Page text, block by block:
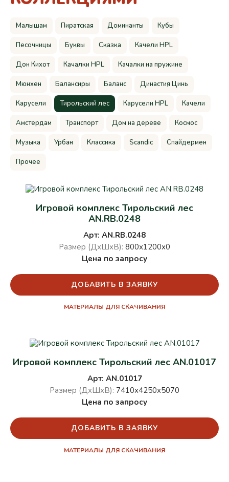
Малышам Пиратская Доминанты Кубы
Песочницы Буквы Сказка Качели HPL
Дон Кихот Качалки HPL Качалки на пружине
Мюнхен Балансиры Баланс Династия Цинь
Карусели Тирольский лес Карусели HPL Качели
Амстердам Транспорт Дом на дереве Космос
Музыка Урбан Классика Scandic Спайдермен
Прочее
Игровой комплекс Тирольский лес
AN.RB.0248
Арт: AN.RB.0248
Размер (ДхШхВ): 800х1200х0
Цена по запросу
ДОБАВИТЬ В ЗАЯВКУ
МАТЕРИАЛЫ ДЛЯ СКАЧИВАНИЯ
Игровой комплекс Тирольский лес AN.01017
Арт: AN.01017
Размер (ДхШхВ): 7410х4250х5070
Цена по запросу
ДОБАВИТЬ В ЗАЯВКУ
МАТЕРИАЛЫ ДЛЯ СКАЧИВАНИЯ